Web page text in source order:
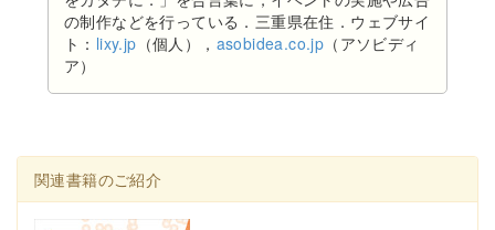
の制作などを行っている．三重県在住．ウェブサイ
ト： lixy.jp （個人）， asobidea.co.jp （アソビディ
ア）
関連書籍のご紹介